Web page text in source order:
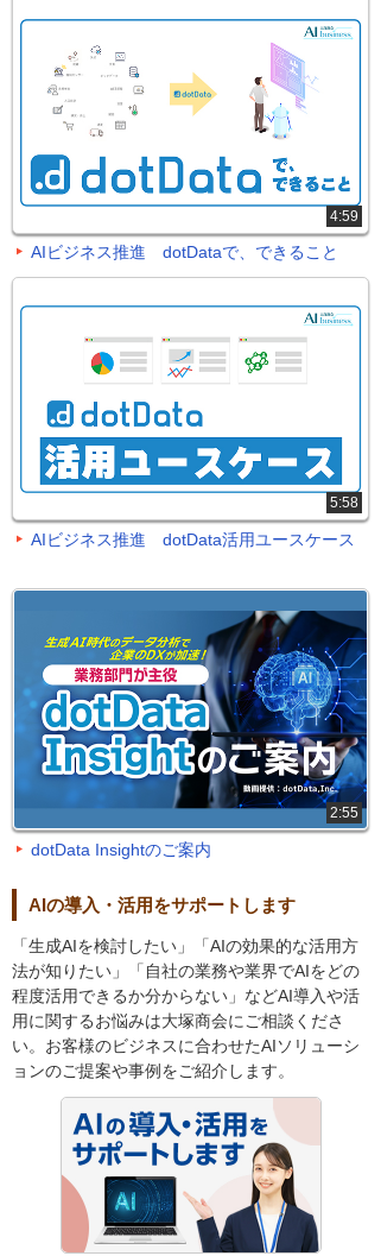
4:59
AIビジネス推進 dotDataで、できること
5:58
AIビジネス推進 dotData活用ユースケース
2:55
dotData Insightのご案内
AIの導入・活用をサポートします
「生成AIを検討したい」「AIの効果的な活用方
法が知りたい」「自社の業務や業界でAIをどの
程度活用できるか分からない」などAI導入や活
用に関するお悩みは大塚商会にご相談くださ
い。お客様のビジネスに合わせたAIソリューシ
ョンのご提案や事例をご紹介します。